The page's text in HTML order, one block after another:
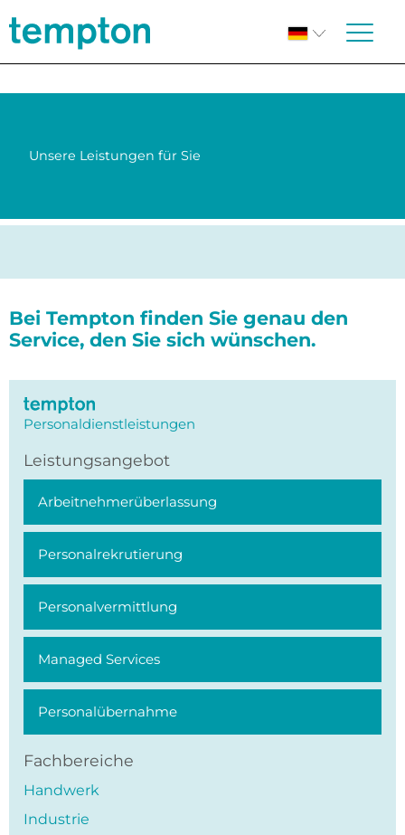
Unsere Leistungen für Sie
Bei Tempton finden Sie genau den
Service, den Sie sich wünschen.
Personaldienstleistungen
Leistungsangebot
Arbeitnehmer­überlassung
Personal­rekrutierung
Personal­vermittlung
Managed Services
Personal­übernahme
Fachbereiche
Handwerk
Industrie